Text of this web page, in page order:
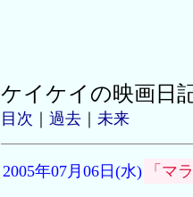
ケイケイの映画日
目次 過去 未来
2005年07月06日(水) 「マ